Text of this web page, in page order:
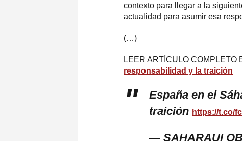
contexto para llegar a la
actualidad para asumir esa
(…)
LEER ARTÍCULO COMPLETO
responsabilidad y la traición
España en el
traición https://t.co/
— SAHARAUI